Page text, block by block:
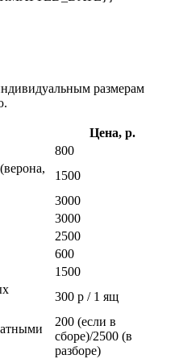
размерам
Цена, р.
800
1500
3000
3000
2500
600
1500
300 р / 1 ящ
200 (если в
сборе)/2500 (в
разборе)